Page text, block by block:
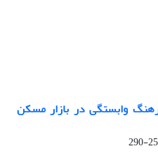
وابستگی در بازار مسکن